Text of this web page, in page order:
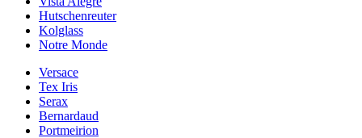
Hutschenreuter
Kolglass
Notre Monde
Versace
Tex Iris
Serax
Bernardaud
Portmeirion